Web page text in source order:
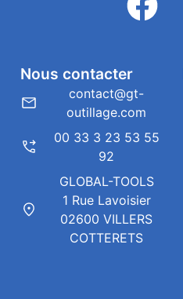
Nous contacter
contact@gt-
outillage.com
00 33 3 23 53 55
92
GLOBAL-TOOLS
1 Rue Lavoisier
02600 VILLERS
COTTERETS